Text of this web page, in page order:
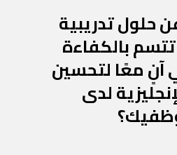
حلول تدريبية
بالكفاءة
آنٍ معًا لتحسين
لدى